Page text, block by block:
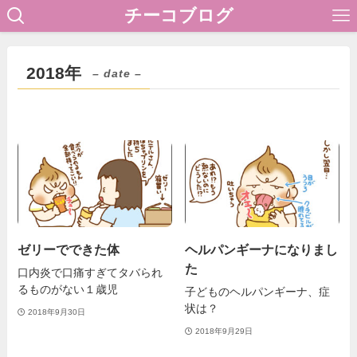
チーコブログ
2018年 – date –
ゼリーでできた体
口内炎で口痛すぎてタバられ
るものがない１歳児
2018年9月30日
ヘルパンギーナになりまし
た
子どものヘルパンギーナ、症
状は？
2018年9月29日